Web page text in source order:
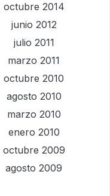
octubre 2014
junio 2012
julio 2011
marzo 2011
octubre 2010
agosto 2010
marzo 2010
enero 2010
octubre 2009
agosto 2009